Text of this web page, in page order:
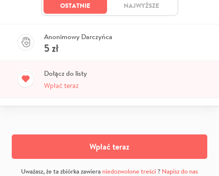
OSTATNIE NAJWYŻSZE
Anonimowy Darczyńca
5zł
Dołącz do listy
Wpłać teraz
Wpłać teraz
Uważasz, że ta zbiórka zawiera niedozwolone treści? Napisz do nas